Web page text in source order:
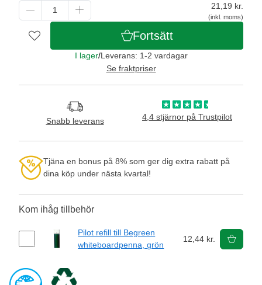
21,19 kr.
(inkl. moms)
Fortsätt
I lager/Leverans: 1-2 vardagar
Se fraktpriser
Snabb leverans 4,4 stjärnor på Trustpilot
Tjäna en bonus på 8% som ger dig extra rabatt på
dina köp under nästa kvartal!
Kom ihåg tillbehör
Pilot refill till Begreen
whiteboardpenna, grön
12,44 kr.